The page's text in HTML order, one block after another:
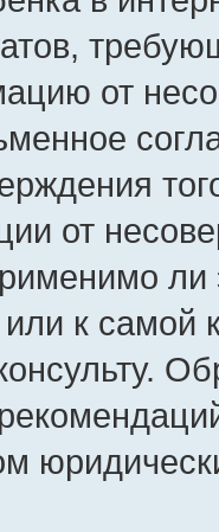
от
от
ли
к самой